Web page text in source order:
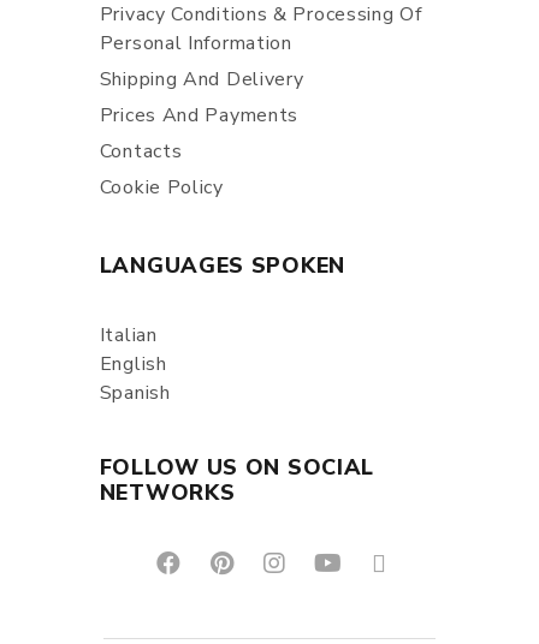
Privacy Conditions & Processing Of
Personal Information
Shipping And Delivery
Prices And Payments
Contacts
Cookie Policy
LANGUAGES SPOKEN
Italian
English
Spanish
FOLLOW US ON SOCIAL
NETWORKS